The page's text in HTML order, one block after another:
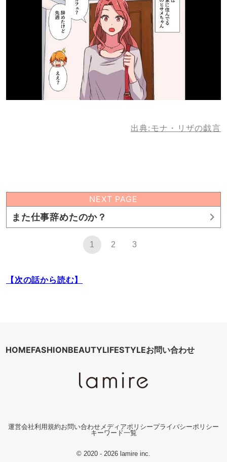
出典:モナ・リザの戯言
NEXT PAGE
また仕事辞めたのか？
1 2 3
【次の話から読む】
HOMEFASHIONBEAUTYLIFESTYLEお問い合わせ
運営会社利用規約お問い合わせ メディアポリシープライバシーポリシー
キーワード一覧
© 2020 - 2026 lamire inc.